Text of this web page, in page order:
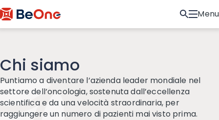
Menu
Chi siamo
Puntiamo a diventare l’azienda leader mondiale nel
settore dell’oncologia, sostenuta dall’eccellenza
scientifica e da una velocità straordinaria, per
raggiungere un numero di pazienti mai visto prima.